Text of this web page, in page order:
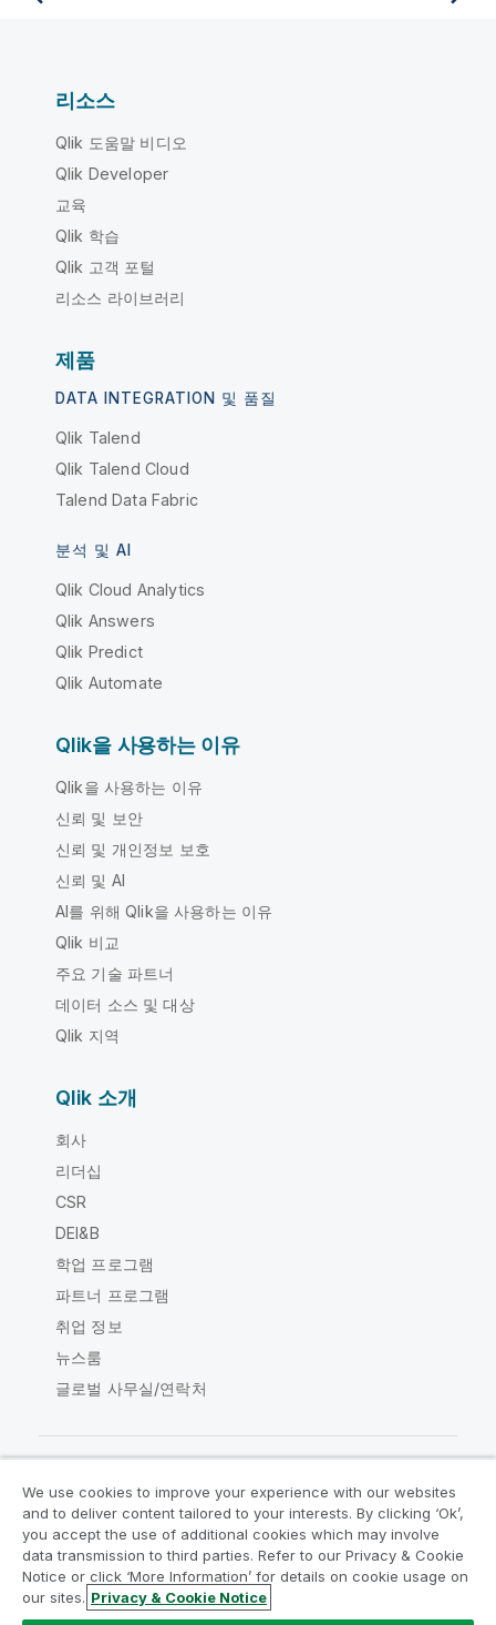
리소스
Qlik 도움말 비디오
Qlik Developer
교육
Qlik 학습
Qlik 고객 포털
리소스 라이브러리
제품
DATA INTEGRATION 및 품질
Qlik Talend
Qlik Talend Cloud
Talend Data Fabric
분석 및 AI
Qlik Cloud Analytics
Qlik Answers
Qlik Predict
Qlik Automate
Qlik을 사용하는 이유
Qlik을 사용하는 이유
신뢰 및 보안
신뢰 및 개인정보 보호
신뢰 및 AI
AI를 위해 Qlik을 사용하는 이유
Qlik 비교
주요 기술 파트너
데이터 소스 및 대상
Qlik 지역
Qlik 소개
회사
리더십
CSR
DEI&B
학업 프로그램
파트너 프로그램
취업 정보
뉴스룸
글로벌 사무실/연락처
Qlik Community
법적 계약 제품 약관
Legal Policies
Legal Policies
사용 약관
We use cookies to improve your experience with our websites
and to deliver content tailored to your interests. By clicking ‘Ok’,
you accept the use of additional cookies which may involve
data transmission to third parties. Refer to our Privacy & Cookie
Notice or click ‘More Information’ for details on cookie usage on
our sites. Privacy & Cookie Notice